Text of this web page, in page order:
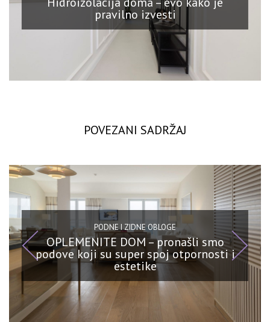
pravilno izvesti
POVEZANI SADRŽAJ
PODNE I ZIDNE OBLOGE
OPLEMENITE DOM – pronašli smo
podove koji su super spoj otpornosti i
estetike